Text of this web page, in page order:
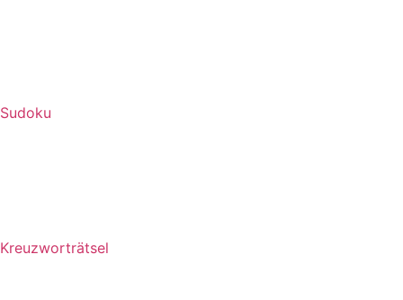
Sudoku
Kreuzworträtsel